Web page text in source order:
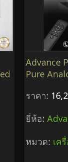
Advance
Pure
ราคา:
ยี่ห้อ:
หมวด: เค